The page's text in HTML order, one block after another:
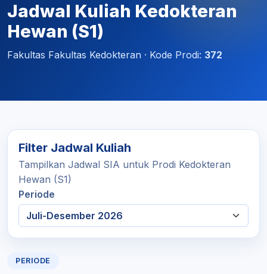
Jadwal Kuliah Kedokteran
Hewan (S1)
Fakultas Fakultas Kedokteran · Kode Prodi: 372
Filter Jadwal Kuliah
Tampilkan Jadwal SIA untuk Prodi Kedokteran
Hewan (S1)
Periode
PERIODE